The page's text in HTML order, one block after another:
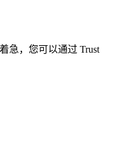
急，您可以通过 Trust